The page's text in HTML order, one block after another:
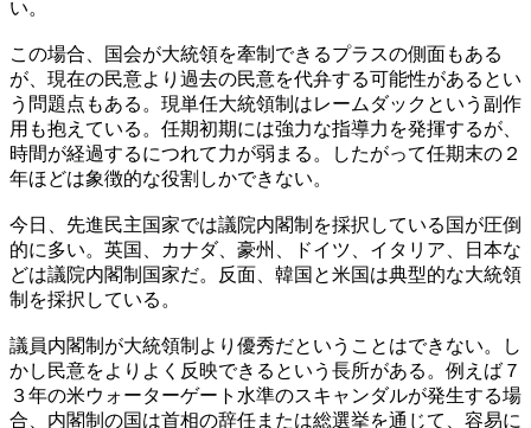
い。
この場合、国会が大統領を牽制できるプラスの側面もある
が、現在の民意より過去の民意を代弁する可能性があるとい
う問題点もある。現単任大統領制はレームダックという副作
用も抱えている。任期初期には強力な指導力を発揮するが、
時間が経過するにつれて力が弱まる。したがって任期末の２
年ほどは象徴的な役割しかできない。
今日、先進民主国家では議院内閣制を採択している国が圧倒
的に多い。英国、カナダ、豪州、ドイツ、イタリア、日本な
どは議院内閣制国家だ。反面、韓国と米国は典型的な大統領
制を採択している。
議員内閣制が大統領制より優秀だということはできない。し
かし民意をよりよく反映できるという長所がある。例えば７
３年の米ウォーターゲート水準のスキャンダルが発生する場
合、内閣制の国は首相の辞任または総選挙を通じて、容易に